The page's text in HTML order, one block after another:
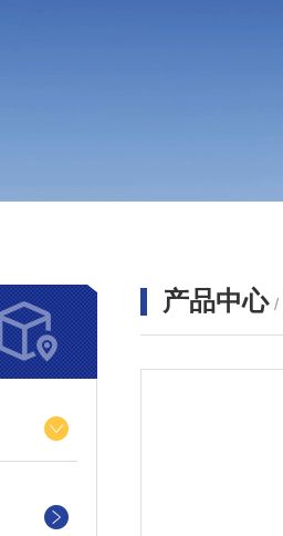
产品中心 /